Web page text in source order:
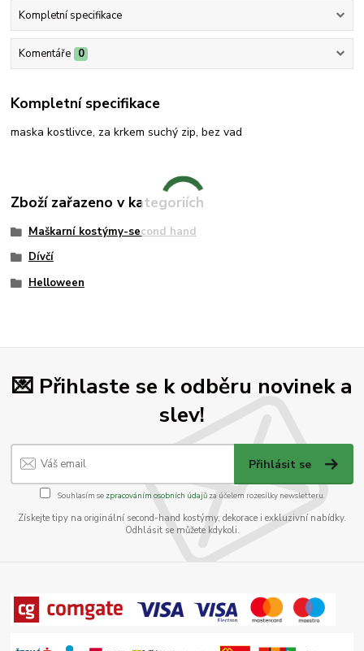
Kompletní specifikace
Komentáře 0
Kompletní specifikace
maska kostlivce, za krkem suchý zip, bez vad
Zboží zařazeno v kategoriích
Maškarní kostýmy-second hand
Dívčí
Helloween
💌 Přihlaste se k odběru novinek a
slev!
Přihlásit se
Souhlasím se zpracováním osobních údajůza účelem rozesílky newsletteru.
Získejte tipy na originální second-hand kostýmy, dekorace i exkluzivní nabídky.
Odhlásit se můžete kdykoli.